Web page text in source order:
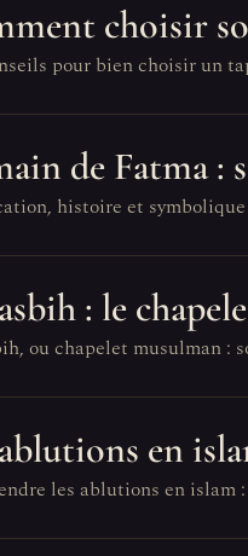
choisir
pour bien choisir un
de Fatma
histoire et symbolique
: le
ou chapelet musulman :
en
les ablutions en islam